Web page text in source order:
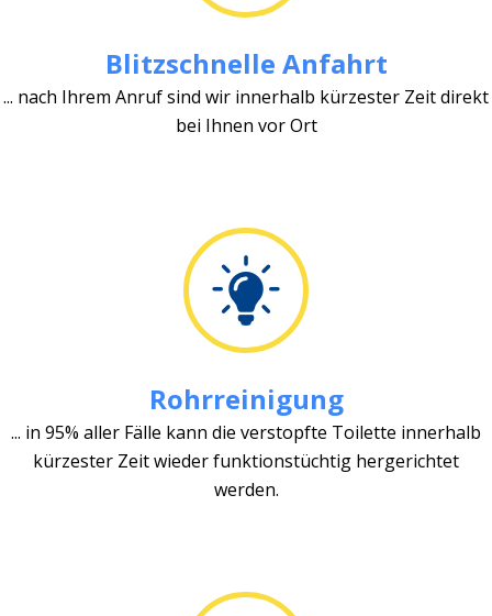
Blitzschnelle Anfahrt
... nach Ihrem Anruf sind wir innerhalb kürzester Zeit direkt
bei Ihnen vor Ort
Rohrreinigung
... in 95% aller Fälle kann die verstopfte Toilette innerhalb
kürzester Zeit wieder funktionstüchtig hergerichtet
werden.